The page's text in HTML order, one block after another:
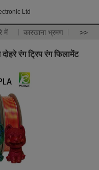
Ltd
में कारखाना भ्रमण >>
रंग ट्रिप रंग फिलामेंट